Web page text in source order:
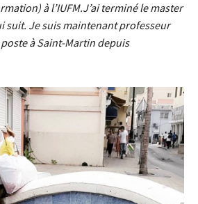
à l’IUFM.J’ai terminé le master
suit. Je suis maintenant professeur
poste à Saint-Martin depuis